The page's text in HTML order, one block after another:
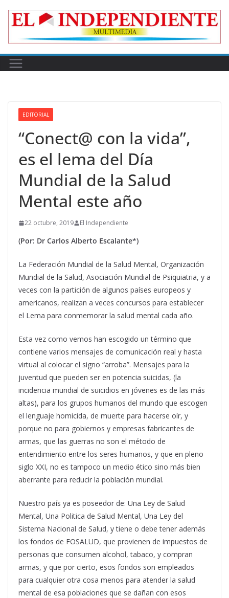
EDITORIAL
“Conect@ con la vida”,
es el lema del Día
Mundial de la Salud
Mental este año
22 octubre, 2019 El Independiente
(Por: Dr Carlos Alberto Escalante*)
La Federación Mundial de la Salud Mental, Organización
Mundial de la Salud, Asociación Mundial de Psiquiatria, y a
veces con la partición de algunos países europeos y
americanos, realizan a veces concursos para establecer
el Lema para conmemorar la salud mental cada año.
Esta vez como vemos han escogido un término que
contiene varios mensajes de comunicación real y hasta
virtual al colocar el signo “arroba”. Mensajes para la
juventud que pueden ser en potencia suicidas, (la
incidencia mundial de suicidios en jóvenes es de las más
altas), para los grupos humanos del mundo que escogen
el lenguaje homicida, de muerte para hacerse oír, y
porque no para gobiernos y empresas fabricantes de
armas, que las guerras no son el método de
entendimiento entre los seres humanos, y que en pleno
siglo XXI, no es tampoco un medio ético sino más bien
aberrante para reducir la población mundial.
Nuestro país ya es poseedor de: Una Ley de Salud
Mental, Una Politica de Salud Mental, Una Ley del
Sistema Nacional de Salud, y tiene o debe tener además
los fondos de FOSALUD, que provienen de impuestos de
personas que consumen alcohol, tabaco, y compran
armas, y que por cierto, esos fondos son empleados
para cualquier otra cosa menos para atender la salud
mental de esa poblaciones que se dañan con esos